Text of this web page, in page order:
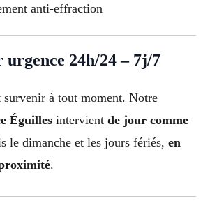
anti-effraction
24h/24 – 7j/7
survenir à tout moment. Notre
Éguilles intervient de jour comme
le dimanche et les jours fériés, en
.